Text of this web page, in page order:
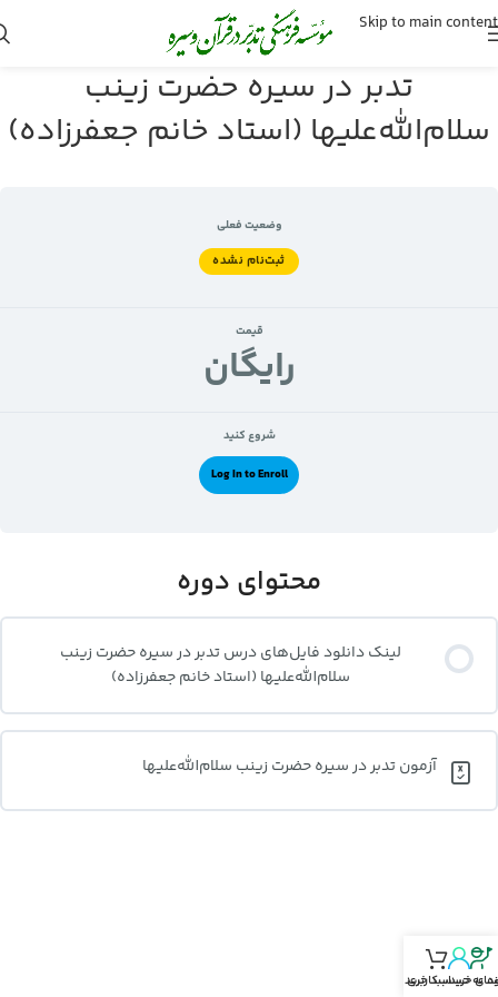
Skip to main content
تدبر در سیره حضرت زینب
سلام‌الله‌علیها (استاد خانم جعفرزاده)
وضعیت فعلی
ثبت‌نام نشده
قیمت
رايگان
شروع کنید
Log In to Enroll
محتوای دوره
لینک دانلود فایل‌های درس تدبر در سیره حضرت زینب
سلام‌الله‌علیها (استاد خانم جعفرزاده)
آزمون تدبر در سیره حضرت زینب سلام‌الله‌علیها
خرید
به حساب‌کاربری
سبد خرید